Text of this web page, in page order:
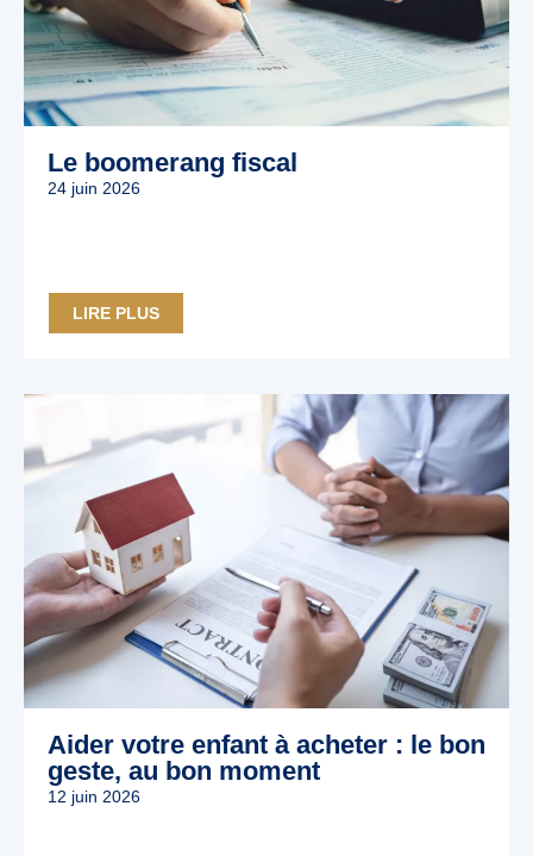
Le boomerang fiscal
24 juin 2026
LIRE PLUS
Aider votre enfant à acheter : le bon
geste, au bon moment
12 juin 2026